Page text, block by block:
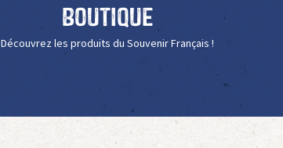
Boutique
Découvrez les produits du Souvenir Français !